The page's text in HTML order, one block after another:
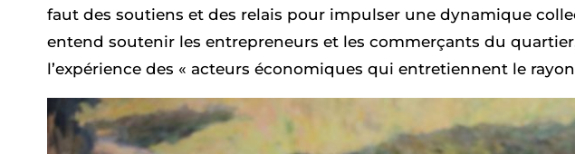
faut des soutiens et des relais pour impulser une dynamique
entend soutenir les entrepreneurs et les commerçants du
l’expérience des « acteurs économiques qui entretiennent le